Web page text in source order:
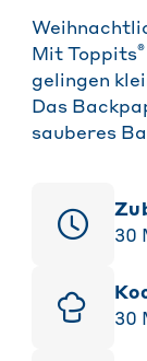
Mit Toppits®
gelingen
Das
sauberes
30
30